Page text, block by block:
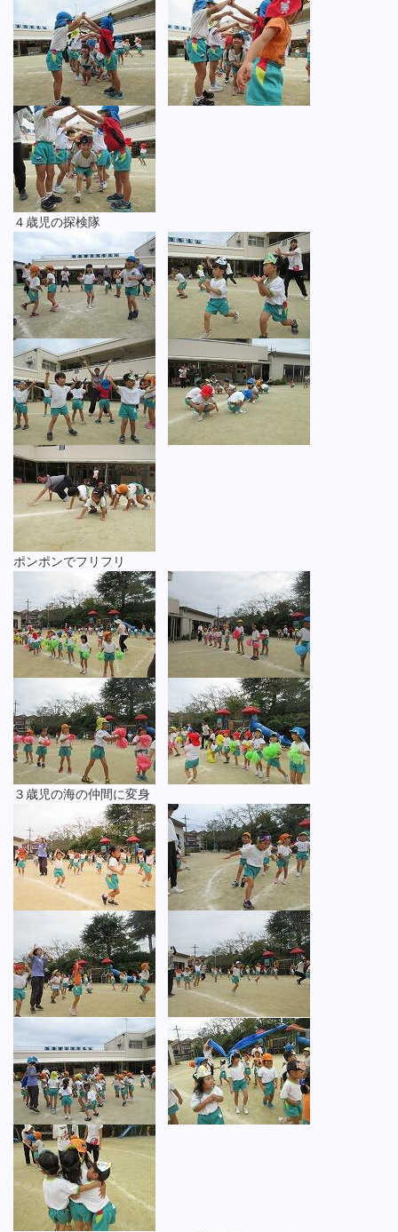
４歳児の探検隊
ポンポンでフリフリ
３歳児の海の仲間に変身